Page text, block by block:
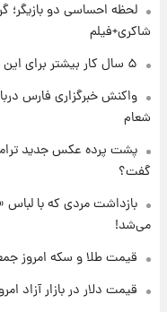
۱ روز پیش
۱ روز پیش
امروز
۱ روز پیش
لحظه احساسی دو
شاکری+فیلم
۵ سال کار بیشتر برای این گروه از متقاضیان بازنشستگی
واکنش خبرگزاری فارس
شعام
پشت پرده عکس جدید
گفت؟
بازداشت مردی که با لباس
می‌شد!
قیمت طلا و سکه امروز جمعه ۱۶ مرداد ۱۴۰۵
قیمت دلار در بازار آزاد امروز جمعه